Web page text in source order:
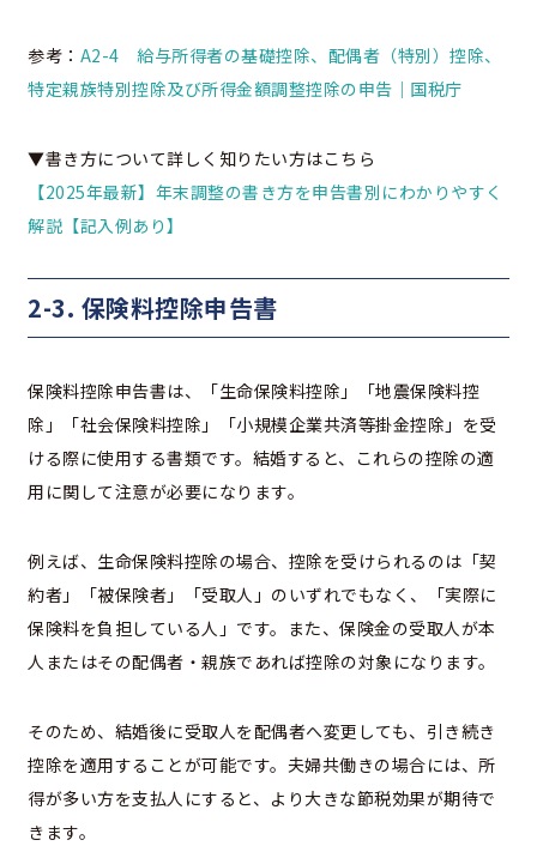
参考： A2-4 給与所得者の基礎控除、配偶者（特別）控除、
特定親族特別控除及び所得金額調整控除の申告｜国税庁
▼書き方について詳しく知りたい方はこちら
【2025年最新】年末調整の書き方を申告書別にわかりやすく
解説【記入例あり】
2-3. 保険料控除申告書
保険料控除申告書は、「生命保険料控除」「地震保険料控
除」「社会保険料控除」「小規模企業共済等掛金控除」を受
ける際に使用する書類です。結婚すると、これらの控除の適
用に関して注意が必要になります。
例えば、生命保険料控除の場合、控除を受けられるのは「契
約者」「被保険者」「受取人」のいずれでもなく、「実際に
保険料を負担している人」です。また、保険金の受取人が本
人またはその配偶者・親族であれば控除の対象になります。
そのため、結婚後に受取人を配偶者へ変更しても、引き続き
控除を適用することが可能です。夫婦共働きの場合には、所
得が多い方を支払人にすると、より大きな節税効果が期待で
きます。